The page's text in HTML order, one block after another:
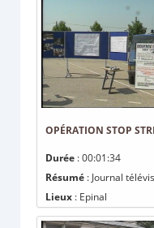
OPÉRATION STOP
Durée : 00:01:34
Résumé : Journal
Lieux : Epinal